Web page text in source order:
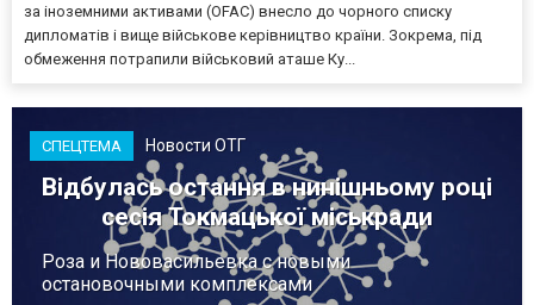
за іноземними активами (OFAC) внесло до чорного списку
дипломатів і вище військове керівництво країни. Зокрема, під
обмеження потрапили військовий аташе Ку...
СПЕЦТЕМА Новости ОТГ
Відбулась остання в нинішньому році
сесія Токмацької міськради
Роза и Нововасильевка с новыми
остановочными комплексами